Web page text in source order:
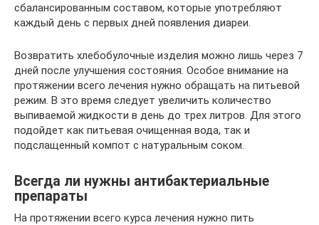
сбалансированным составом, которые употребляют
каждый день с первых дней появления диареи.
Возвратить хлебобулочные изделия можно лишь через 7
дней после улучшения состояния. Особое внимание на
протяжении всего лечения нужно обращать на питьевой
режим. В это время следует увеличить количество
выпиваемой жидкости в день до трех литров. Для этого
подойдет как питьевая очищенная вода, так и
подслащенный компот с натуральным соком.
Всегда ли нужны антибактериальные
препараты
На протяжении всего курса лечения нужно пить